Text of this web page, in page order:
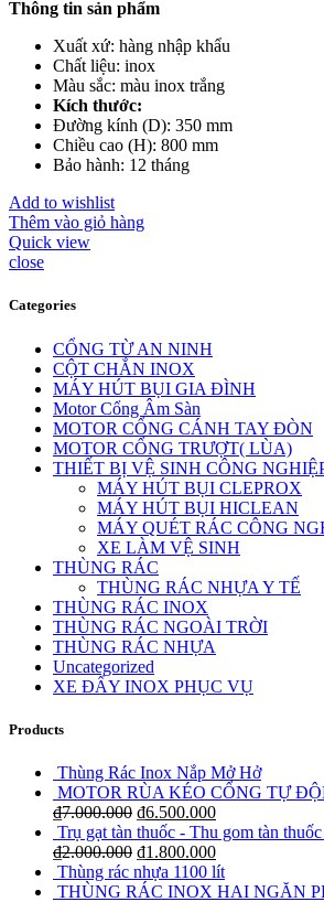
Thông tin sản phẩm
Xuất xứ: hàng nhập khẩu
Chất liệu: inox
Màu sắc: màu inox trắng
Kích thước:
Đường kính (D): 350 mm
Chiều cao (H): 800 mm
Bảo hành: 12 tháng
Add to wishlist
Thêm vào giỏ hàng
Quick view
close
Categories
CỔNG TỪ AN NINH
CỘT CHẮN INOX
MÁY HÚT BỤI GIA ĐÌNH
Motor Cổng Âm Sàn
MOTOR CỔNG CÁNH TAY ĐÒN
MOTOR CỔNG TRƯỢT( LÙA)
THIẾT BỊ VỆ SINH CÔNG
MÁY HÚT BỤI CLEPROX
MÁY HÚT BỤI HICLEAN
MÁY QUÉT RÁC CÔNG
XE LÀM VỆ SINH
THÙNG RÁC
THÙNG RÁC NHỰA Y TẾ
THÙNG RÁC INOX
THÙNG RÁC NGOÀI TRỜI
THÙNG RÁC NHỰA
Uncategorized
XE ĐẨY INOX PHỤC VỤ
Products
Thùng Rác Inox Nắp Mở Hở
MOTOR RÙA KÉO CỔNG TỰ
₫7.000.000 ₫6.500.000
Trụ gạt tàn thuốc - Thu gom tàn
₫2.000.000 ₫1.800.000
Thùng rác nhựa 1100 lít
THÙNG RÁC INOX HAI NGĂN